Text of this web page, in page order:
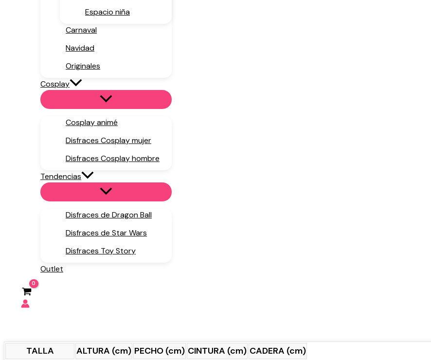
Espacio niña
Carnaval
Navidad
Originales
Cosplay
Cosplay animé
Disfraces Cosplay mujer
Disfraces Cosplay hombre
Tendencias
Disfraces de Dragon Ball
Disfraces de Star Wars
Disfraces Toy Story
Outlet
TALLA ALTURA (cm) PECHO (cm) CINTURA (cm) CADERA (cm)